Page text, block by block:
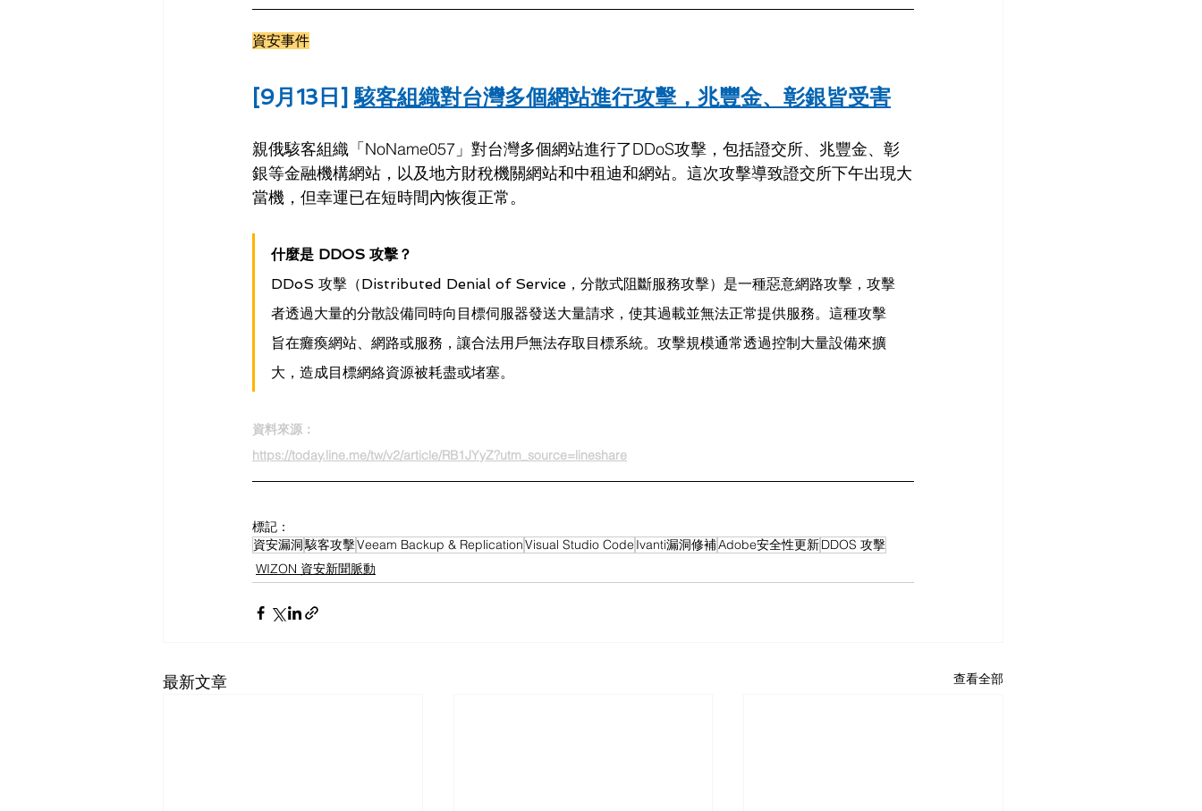
資安事件
[9月13日] 駭客組織對台灣多個網站進行攻擊，兆豐金、彰銀皆受害
親俄駭客組織「NoName057」對台灣多個網站進行了DDoS攻擊，包括證交所、兆豐金、彰
銀等金融機構網站，以及地方財稅機關網站和中租迪和網站。這次攻擊導致證交所下午出現大
當機，但幸運已在短時間內恢復正常。
什麼是 DDOS 攻擊？
DDoS 攻擊（Distributed Denial of Service，分散式阻斷服務攻擊）是一種惡意網路攻擊，攻擊
者透過大量的分散設備同時向目標伺服器發送大量請求，使其過載並無法正常提供服務。這種攻擊
旨在癱瘓網站、網路或服務，讓合法用戶無法存取目標系統。攻擊規模通常透過控制大量設備來擴
大，造成目標網絡資源被耗盡或堵塞。
資料來源：
https://today.line.me/tw/v2/article/RB1JYyZ?utm_source=lineshare
標記：
資安漏洞駭客攻擊Veeam Backup & ReplicationVisual Studio Code Ivanti漏洞修補Adobe安全性更新DDOS 攻擊
WIZON 資安新聞脈動
最新文章 查看全部